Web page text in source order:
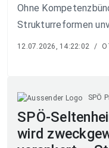
Ohne
Strukturreformen
12.07.2026, 14:22:02 /
SPÖ
SPÖ-
wird